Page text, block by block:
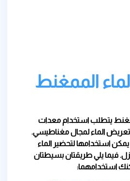
الممغنط
يتطلب استخدام معدات
الماء لمجال مغناطيسي.
استخدامها لتحضير الماء
فيما يلي طريقتان بسيطتان
استخدامهما: